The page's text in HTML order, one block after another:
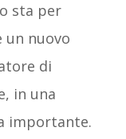
sta per
un nuovo
di
in una
importante.